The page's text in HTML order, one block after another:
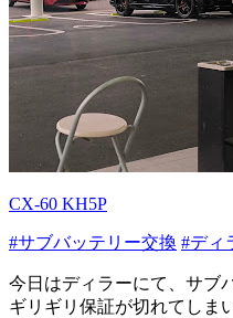
CX-60 KH5P
#サブバッテリー交換 #ディ
今日はディラーにて、サブ
ギリギリ保証が切れてしま